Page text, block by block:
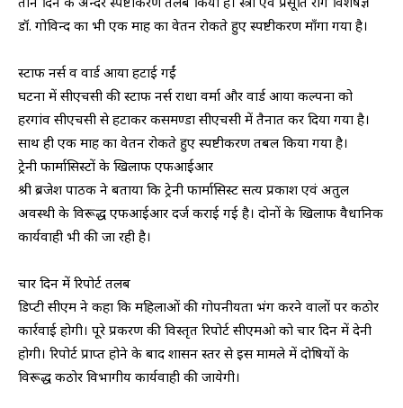
डॉ. गोविन्द का भी एक माह का वेतन रोकते हुए स्पष्टीकरण माँगा गया है।
स्टाफ नर्स व वार्ड आया हटाई गईं
घटना में सीएचसी की स्टाफ नर्स राधा वर्मा और वार्ड आया कल्पना को
हरगांव सीएचसी से हटाकर कसमण्डा सीएचसी में तैनात कर दिया गया है।
साथ ही एक माह का वेतन रोकते हुए स्पष्टीकरण तबल किया गया है।
ट्रेनी फार्मासिस्टों के खिलाफ एफआईआर
श्री ब्रजेश पाठक ने बताया कि ट्रेनी फार्मासिस्ट सत्य प्रकाश एवं अतुल
अवस्थी के विरूद्ध एफआईआर दर्ज कराई गई है। दोनों के खिलाफ वैधानिक
कार्यवाही भी की जा रही है।
चार दिन में रिपोर्ट तलब
डिप्टी सीएम ने कहा कि महिलाओं की गोपनीयता भंग करने वालों पर कठोर
कार्रवाई होगी। पूरे प्रकरण की विस्तृत रिपोर्ट सीएमओ को चार दिन में देनी
होगी। रिपोर्ट प्राप्त होने के बाद शासन स्तर से इस मामले में दोषियों के
विरूद्ध कठोर विभागीय कार्यवाही की जायेगी।